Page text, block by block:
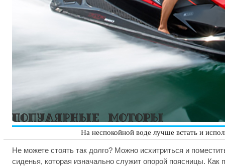
На неспокойной воде лучше встать и
Не можете стоять так долго? Можно исхитриться и
сиденья, которая изначально служит опорой поясницы. Как